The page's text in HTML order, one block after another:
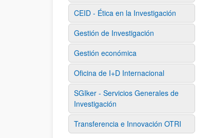
CEID - Ética en la Investigación
Gestión de Investigación
Gestión económica
Oficina de I+D Internacional
SGIker - Servicios Generales de
Investigación
Transferencia e Innovación OTRI